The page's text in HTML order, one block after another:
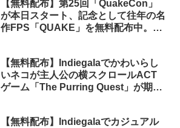
【無料配布】第25回「QuakeCon」
が本日スタート、記念として往年の名
作FPS「QUAKE」を無料配布中。
【無料配布】Indiegalaでかわいらし
いネコが主人公の横スクロールACT
ゲーム「The Purring Quest」が期間
【無料配布】Indiegalaでカジュアル